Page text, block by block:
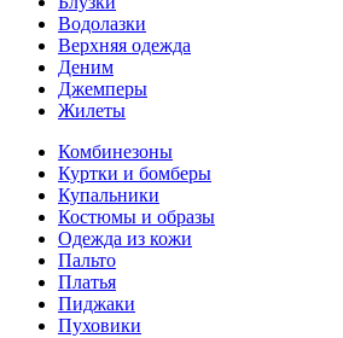
Водолазки
Верхняя одежда
Деним
Джемперы
Жилеты
Комбинезоны
Куртки и бомберы
Купальники
Костюмы и образы
Одежда из кожи
Пальто
Платья
Пиджаки
Пуховики